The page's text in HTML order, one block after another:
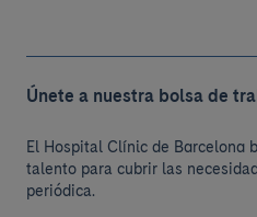
Únete a nuestra bolsa de
El Hospital Clínic de Barcelona
talento para cubrir las
periódica.